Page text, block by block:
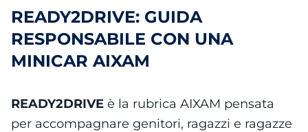
READY2DRIVE: GUIDA
RESPONSABILE CON UNA
MINICAR AIXAM
READY2DRIVE è la rubrica AIXAM pensata
per accompagnare genitori, ragazzi e ragazze